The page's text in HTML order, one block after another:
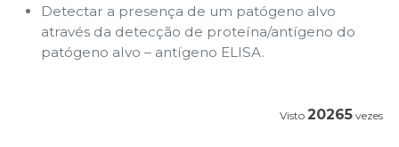
Detectar a presença de um patógeno alvo
através da detecção de proteína/antígeno do
patógeno alvo – antígeno ELISA.
Visto 20265 vezes